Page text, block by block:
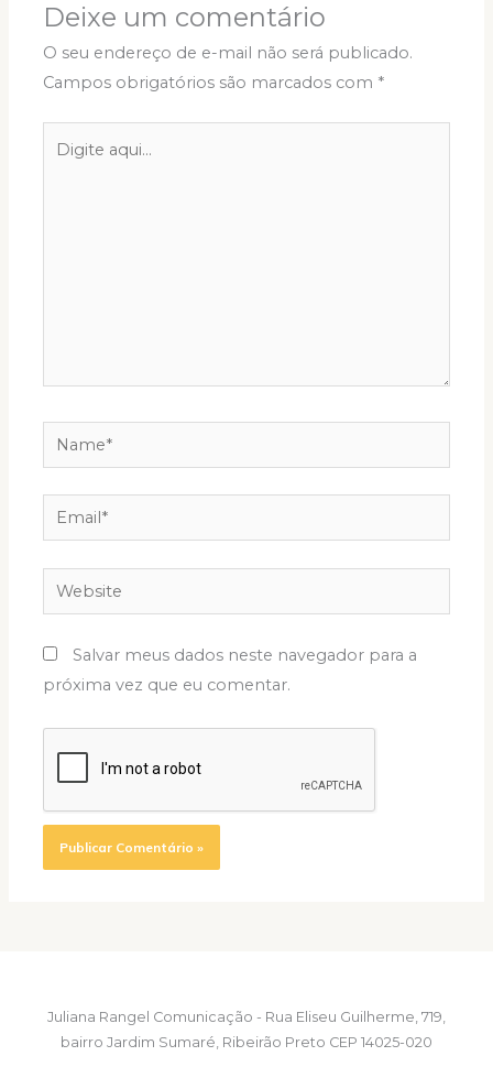
Deixe um comentário
O seu endereço de e-mail não será publicado.
Campos obrigatórios são marcados com *
aqui...
Name*
Email*
Website
Salvar meus dados neste navegador para a
próxima vez que eu comentar.
Juliana Rangel Comunicação - Rua Eliseu Guilherme, 719,
bairro Jardim Sumaré, Ribeirão Preto CEP 14025-020